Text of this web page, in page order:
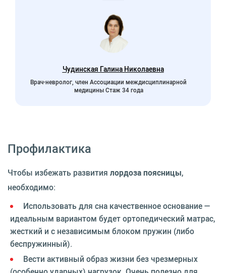
Чудинская Галина Николаевна
Врач-невролог, член Ассоциации междисциплинарной
медицины Стаж 34 года
Профилактика
Чтобы избежать развития лордоза поясницы,
необходимо:
Использовать для сна качественное основание —
идеальным вариантом будет ортопедический матрас,
жесткий и с независимым блоком пружин (либо
беспружинный).
Вести активный образ жизни без чрезмерных